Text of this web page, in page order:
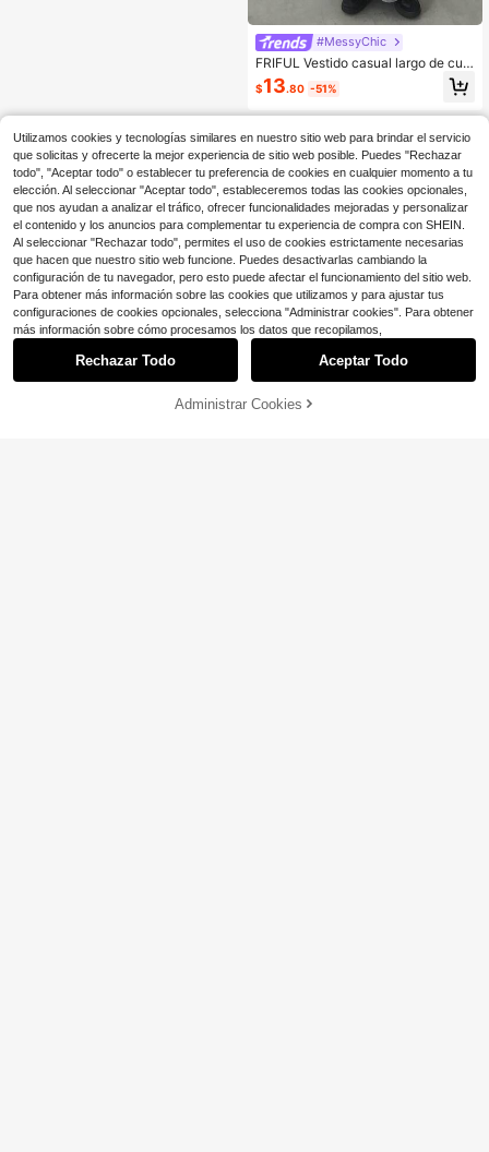
#MessyChic
FRIFUL Vestido casual largo de cuel
lo redondo y media cremallera, rect
o y de calle, vestido de verano
$13.80 -51%
¡51% DE DESCUENTO!
Utilizamos cookies y tecnologías similares en nuestro sitio web para brindar el servicio
que solicitas y ofrecerte la mejor experiencia de sitio web posible. Puedes "Rechazar
todo", "Aceptar todo" o establecer tu preferencia de cookies en cualquier momento a tu
elección. Al seleccionar "Aceptar todo", estableceremos todas las cookies opcionales,
que nos ayudan a analizar el tráfico, ofrecer funcionalidades mejoradas y personalizar
el contenido y los anuncios para complementar tu experiencia de compra con SHEIN.
Al seleccionar "Rechazar todo", permites el uso de cookies estrictamente necesarias
que hacen que nuestro sitio web funcione. Puedes desactivarlas cambiando la
configuración de tu navegador, pero esto puede afectar el funcionamiento del sitio web.
Para obtener más información sobre las cookies que utilizamos y para ajustar tus
configuraciones de cookies opcionales, selecciona "Administrar cookies". Para obtener
más información sobre cómo procesamos los datos que recopilamos,
Rechazar Todo Aceptar Todo
Administrar Cookies